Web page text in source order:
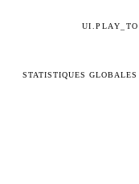
STATISTIQUES GLOBALES